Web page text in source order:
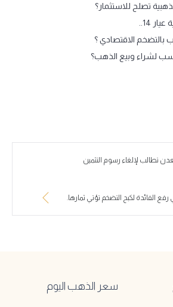
تصلح للاستثمار؟
14..
بالتضخم الاقتصادي ؟
لشراء وبيع الذهب؟
تطالب لإلغاء رسوم التثمين
الفائدة لكبح التضخم تؤتي ثمارها.
سعر الذهب اليوم